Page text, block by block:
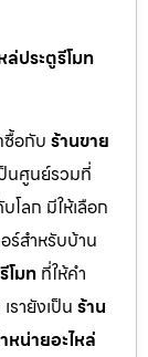
ล่ประตูรีโมท
ซื้อกับร้านขาย
ป็นศูนย์รวมที่
โลก มีให้เลือก
ร์สำหรับบ้าน
โมท ที่ให้คำ
รายังเป็น ร้าน
หน่ายอะไหล่